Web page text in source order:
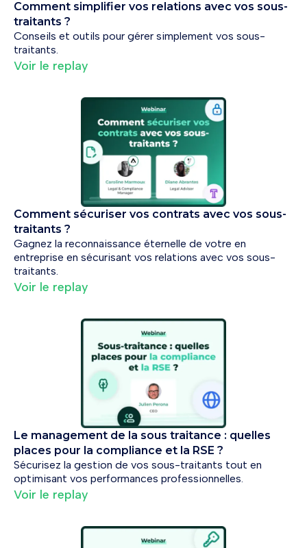
Comment simplifier vos relations avec vos sous-
traitants ?
Conseils et outils pour gérer simplement vos sous-
traitants.
Voir le replay
Comment sécuriser vos contrats avec vos sous-
traitants ?
Gagnez la reconnaissance éternelle de votre en
entreprise en sécurisant vos relations avec vos sous-
traitants.
Voir le replay
Le management de la sous traitance : quelles
places pour la compliance et la RSE ?
Sécurisez la gestion de vos sous-traitants tout en
optimisant vos performances professionnelles.
Voir le replay